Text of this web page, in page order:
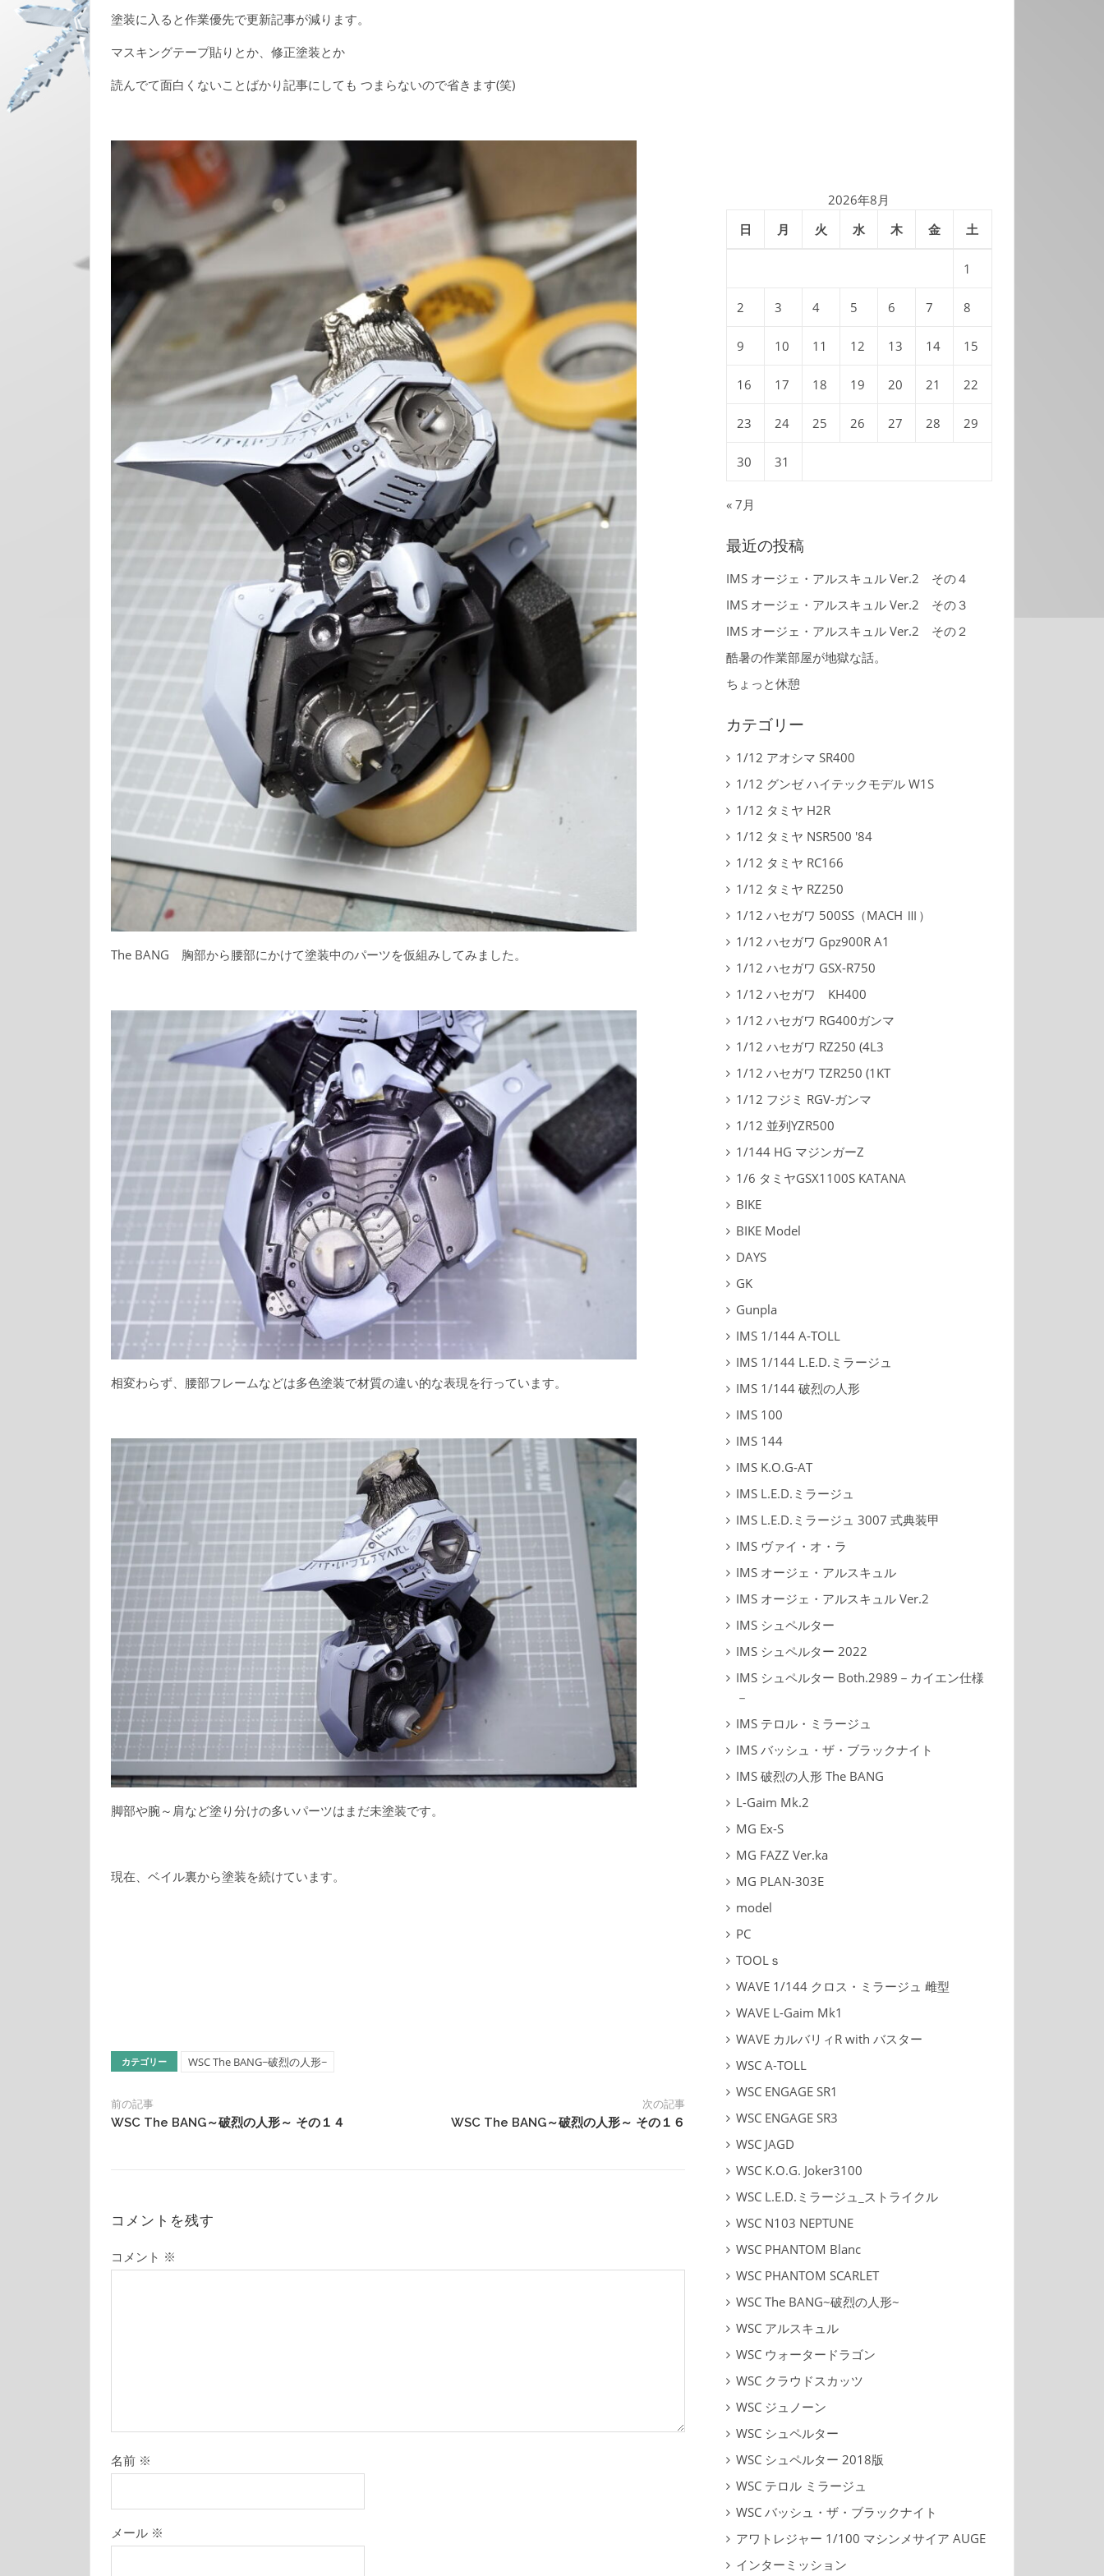
塗装に入ると作業優先で更新記事が減ります。
マスキングテープ貼りとか、修正塗装とか
読んでて面白くないことばかり記事にしても つまらないので省きます(笑)
The BANG 胸部から腰部にかけて塗装中のパーツを仮組みしてみました。
相変わらず、腰部フレームなどは多色塗装で材質の違い的な表現を行っています。
脚部や腕～肩など塗り分けの多いパーツはまだ未塗装です。
現在、ベイル裏から塗装を続けています。
カテゴリー WSC The BANG~破烈の人形~
前の記事
WSC The BANG～破烈の人形～ その１４
次の記事
WSC The BANG～破烈の人形～ その１６
コメントを残す
コメント ※
名前 ※
メール ※
2026年8月
日
月 火 水 木 金 土
1
2 3 4 5 6 7 8
9 10 11 12 13 14 15
16 17 18 19 20 21 22
23 24 25 26 27 28 29
30 31
« 7月
最近の投稿
IMS オージェ・アルスキュル Ver.2 その４
IMS オージェ・アルスキュル Ver.2 その３
IMS オージェ・アルスキュル Ver.2 その２
酷暑の作業部屋が地獄な話。
ちょっと休憩
カテゴリー
1/12 アオシマ SR400
1/12 グンゼ ハイテックモデル W1S
1/12 タミヤ H2R
1/12 タミヤ NSR500 '84
1/12 タミヤ RC166
1/12 タミヤ RZ250
1/12 ハセガワ 500SS（MACH Ⅲ）
1/12 ハセガワ Gpz900R A1
1/12 ハセガワ GSX-R750
1/12 ハセガワ KH400
1/12 ハセガワ RG400ガンマ
1/12 ハセガワ RZ250 (4L3
1/12 ハセガワ TZR250 (1KT
1/12 フジミ RGV-ガンマ
1/12 並列YZR500
1/144 HG マジンガーZ
1/6 タミヤGSX1100S KATANA
BIKE
BIKE Model
DAYS
GK
Gunpla
IMS 1/144 A-TOLL
IMS 1/144 L.E.D.ミラージュ
IMS 1/144 破烈の人形
IMS 100
IMS 144
IMS K.O.G-AT
IMS L.E.D.ミラージュ
IMS L.E.D.ミラージュ 3007 式典装甲
IMS ヴァイ・オ・ラ
IMS オージェ・アルスキュル
IMS オージェ・アルスキュル Ver.2
IMS シュペルター
IMS シュペルター 2022
IMS シュペルター Both.2989－カイエン仕様
－
IMS テロル・ミラージュ
IMS バッシュ・ザ・ブラックナイト
IMS 破烈の人形 The BANG
L-Gaim Mk.2
MG Ex-S
MG FAZZ Ver.ka
MG PLAN-303E
model
PC
TOOLｓ
WAVE 1/144 クロス・ミラージュ 雌型
WAVE L-Gaim Mk1
WAVE カルバリィR with バスター
WSC A-TOLL
WSC ENGAGE SR1
WSC ENGAGE SR3
WSC JAGD
WSC K.O.G. Joker3100
WSC L.E.D.ミラージュ_ストライクル
WSC N103 NEPTUNE
WSC PHANTOM Blanc
WSC PHANTOM SCARLET
WSC The BANG~破烈の人形~
WSC アルスキュル
WSC ウォータードラゴン
WSC クラウドスカッツ
WSC ジュノーン
WSC シュペルター
WSC シュペルター 2018版
WSC テロル ミラージュ
WSC バッシュ・ザ・ブラックナイト
アワトレジャー 1/100 マシンメサイア AUGE
インターミッション